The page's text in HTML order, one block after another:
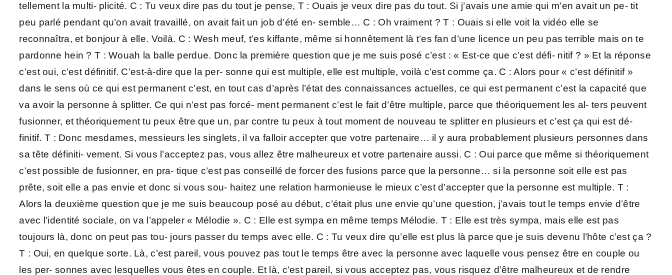
tellement la multi- plicité. C : Tu veux dire pas du tout je pense, T : Ouais je veux dire pas du tout. Si j’avais une amie qui m’en avait un pe- tit
peu parlé pendant qu’on avait travaillé, on avait fait un job d’été en- semble… C : Oh vraiment ? T : Ouais si elle voit la vidéo elle se
reconnaîtra, et bonjour à elle. Voilà. C : Wesh meuf, t’es kiffante, même si honnêtement là t’es fan d’une licence un peu pas terrible mais on te
pardonne hein ? T : Wouah la balle perdue. Donc la première question que je me suis posé c’est : « Est-ce que c’est défi- nitif ? » Et la réponse
c’est oui, c’est définitif. C’est-à-dire que la per- sonne qui est multiple, elle est multiple, voilà c’est comme ça. C : Alors pour « c’est définitif »
dans le sens où ce qui est permanent c’est, en tout cas d’après l’état des connaissances actuelles, ce qui est permanent c’est la capacité que
va avoir la personne à splitter. Ce qui n’est pas forcé- ment permanent c’est le fait d’être multiple, parce que théoriquement les al- ters peuvent
fusionner, et théoriquement tu peux être que un, par contre tu peux à tout moment de nouveau te splitter en plusieurs et c’est ça qui est dé-
finitif. T : Donc mesdames, messieurs les singlets, il va falloir accepter que votre partenaire… il y aura probablement plusieurs personnes dans
sa tête définiti- vement. Si vous l’acceptez pas, vous allez être malheureux et votre partenaire aussi. C : Oui parce que même si théoriquement
c’est possible de fusionner, en pra- tique c’est pas conseillé de forcer des fusions parce que la personne… si la personne soit elle est pas
prête, soit elle a pas envie et donc si vous sou- haitez une relation harmonieuse le mieux c’est d’accepter que la personne est multiple. T :
Alors la deuxième question que je me suis beaucoup posé au début, c’était plus une envie qu’une question, j’avais tout le temps envie d’être
avec l’identité sociale, on va l’appeler « Mélodie ». C : Elle est sympa en même temps Mélodie. T : Elle est très sympa, mais elle est pas
toujours là, donc on peut pas tou- jours passer du temps avec elle. C : Tu veux dire qu’elle est plus là parce que je suis devenu l’hôte c’est ça ?
T : Oui, en quelque sorte. Là, c’est pareil, vous pouvez pas tout le temps être avec la personne avec laquelle vous pensez être en couple ou
les per- sonnes avec lesquelles vous êtes en couple. Et là, c’est pareil, si vous acceptez pas, vous risquez d’être malheureux et de rendre